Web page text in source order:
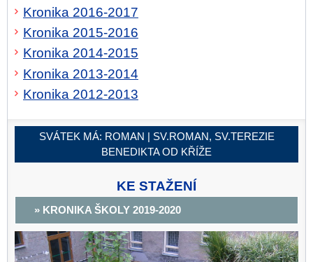
Kronika 2016-2017
Kronika 2015-2016
Kronika 2014-2015
​​​​​​​Kronika 2013-2014
​​​​​​​Kronika 2012-2013
SVÁTEK MÁ: ROMAN | SV.ROMAN, SV.TEREZIE
BENEDIKTA OD KŘÍŽE
KE STAŽENÍ
» KRONIKA ŠKOLY 2019-2020